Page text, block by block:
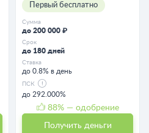
Первый бесплатно
Сумма
до 200 000 ₽
Срок
до 180 дней
Ставка
до 0.8% в день
ПСК
до 292.000%
88% — одобрение
Получить деньги